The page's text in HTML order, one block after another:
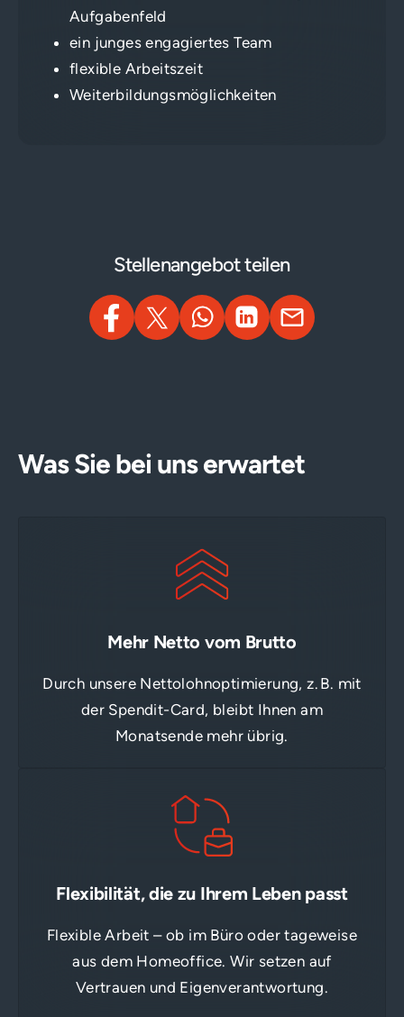
Aufgabenfeld
ein junges engagiertes Team
flexible Arbeitszeit
Weiterbildungsmöglichkeiten
Stellenangebot teilen
Was Sie bei uns erwartet
Mehr Netto vom Brutto
Durch unsere Nettolohnoptimierung, z. B. mit
der Spendit-Card, bleibt Ihnen am
Monatsende mehr übrig.
Flexibilität, die zu Ihrem Leben passt
Flexible Arbeit – ob im Büro oder tageweise
aus dem Homeoffice. Wir setzen auf
Vertrauen und Eigenverantwortung.